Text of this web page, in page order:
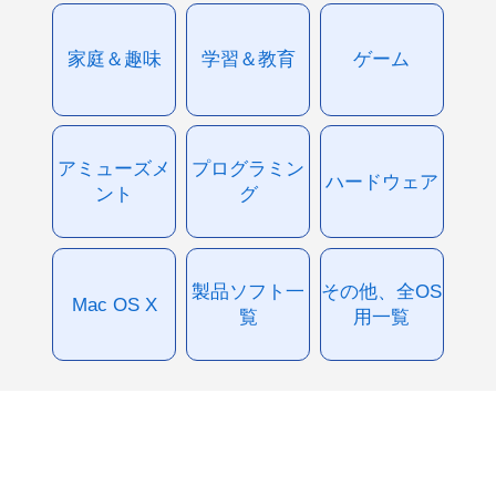
家庭＆趣味 学習＆教育 ゲーム
アミューズメ
ント
プログラミン
グ
ハードウェア
Mac OS X
製品ソフト一
覧
その他、全OS
用一覧